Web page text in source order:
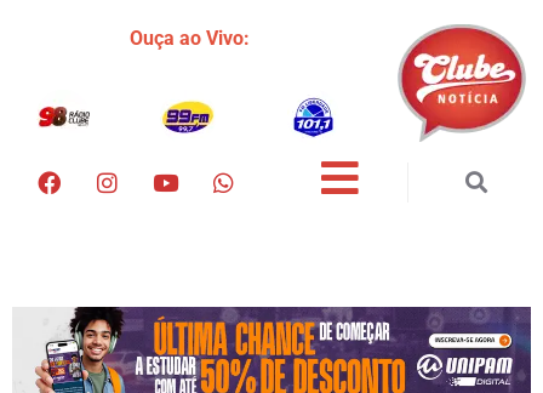
Ouça ao Vivo: